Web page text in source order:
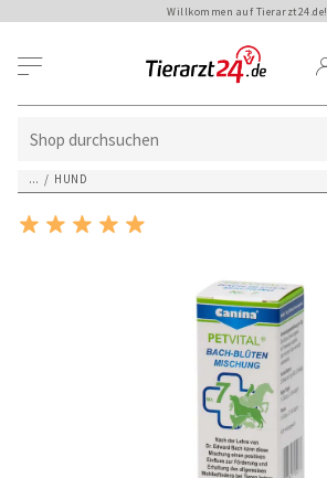
Willkommen auf Tierarzt24.de!
... / HUND